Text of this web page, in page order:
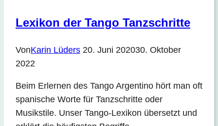
Lexikon der Tango Tanzschritte
VonKarin Lüders 20. Juni 202030. Oktober
2022
Beim Erlernen des Tango Argentino hört man oft
spanische Worte für Tanzschritte oder
Musikstile. Unser Tango-Lexikon übersetzt und